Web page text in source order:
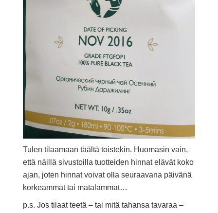
Tulen tilaamaan täältä toistekin. Huomasin vain,
että näillä sivustoilla tuotteiden hinnat elävät koko
ajan, joten hinnat voivat olla seuraavana päivänä
korkeammat tai matalammat…
p.s. Jos tilaat teetä – tai mitä tahansa tavaraa –